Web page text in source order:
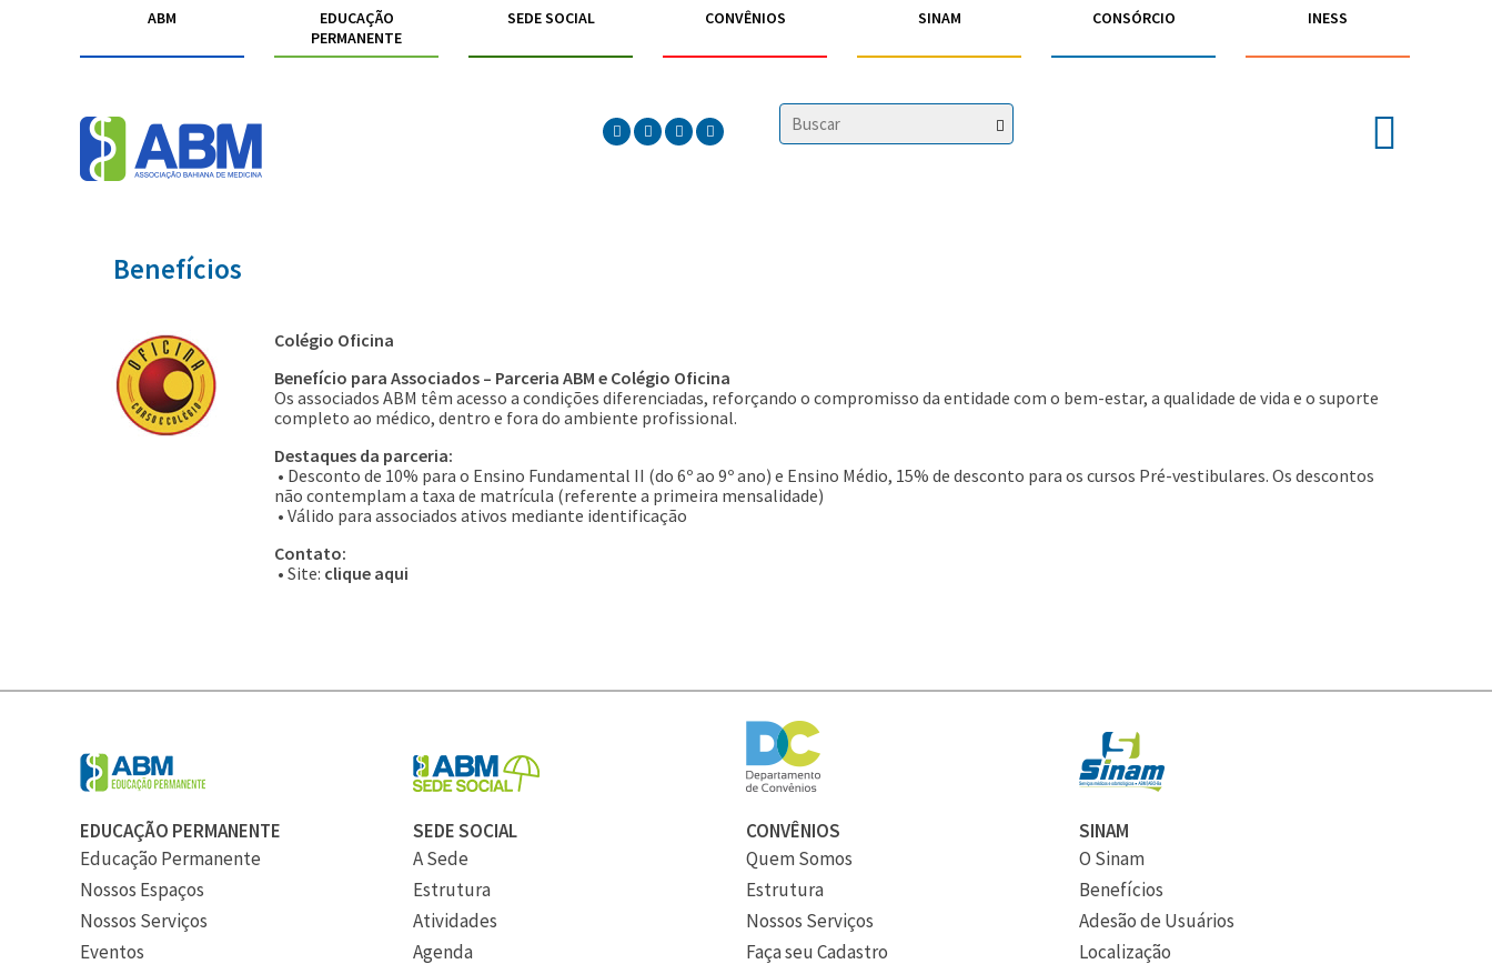
ABM
EDUCAÇÃO
PERMANENTE
SEDE SOCIAL CONVÊNIOS SINAM CONSÓRCIO INESS
Benefícios
Colégio Oficina
Benefício para Associados – Parceria ABM e Colégio Oficina
Os associados ABM têm acesso a condições diferenciadas, reforçando o compromisso da entidade com o bem-estar, a qualidade de vida e o suporte
completo ao médico, dentro e fora do ambiente profissional.
Destaques da parceria:
• Desconto de 10% para o Ensino Fundamental II (do 6º ao 9º ano) e Ensino Médio, 15% de desconto para os cursos Pré-vestibulares. Os descontos
não contemplam a taxa de matrícula (referente a primeira mensalidade)
• Válido para associados ativos mediante identificação
Contato:
• Site: clique aqui
EDUCAÇÃO PERMANENTE
Educação Permanente
Nossos Espaços
Nossos Serviços
Eventos
SEDE SOCIAL
A Sede
Estrutura
Atividades
Agenda
CONVÊNIOS
Quem Somos
Estrutura
Nossos Serviços
Faça seu Cadastro
SINAM
O Sinam
Benefícios
Adesão de Usuários
Localização